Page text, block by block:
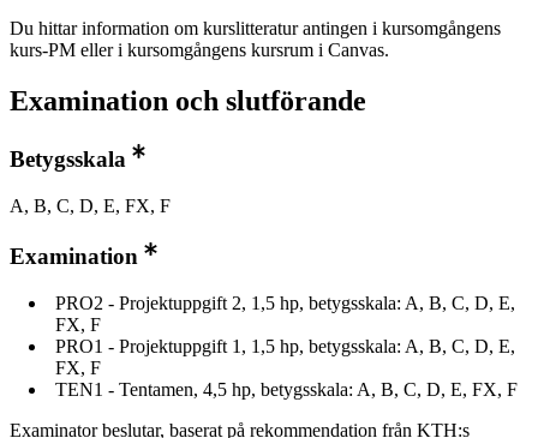
Du hittar information om kurslitteratur antingen i kursomgångens
kurs-PM eller i kursomgångens kursrum i Canvas.
Examination och slutförande
Betygsskala
A, B, C, D, E, FX, F
Examination
PRO2 - Projektuppgift 2, 1,5 hp, betygsskala: A, B, C, D, E,
FX, F
PRO1 - Projektuppgift 1, 1,5 hp, betygsskala: A, B, C, D, E,
FX, F
TEN1 - Tentamen, 4,5 hp, betygsskala: A, B, C, D, E, FX, F
Examinator beslutar, baserat på rekommendation från KTH:s